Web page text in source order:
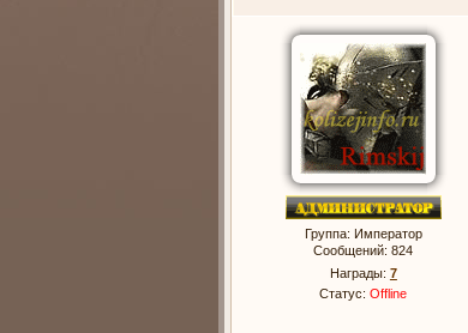
Группа: Император
Сообщений:824
Награды: 7
Статус:Offline